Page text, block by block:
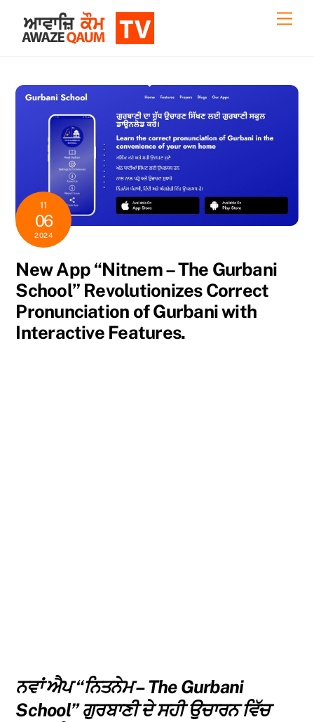
content
11
06
2024
New App “Nitnem – The Gurbani
School” Revolutionizes Correct
Pronunciation of Gurbani with
Interactive Features.
ਨਵਾਂ ਐਪ “ਨਿਤਨੇਮ – The Gurbani
School” ਗੁਰਬਾਣੀ ਦੇ ਸਹੀ ਉਚਾਰਨ ਵਿੱਚ